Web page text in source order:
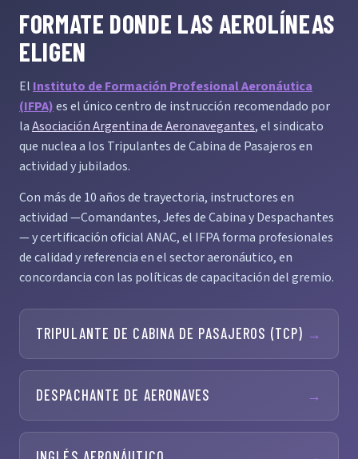
FORMATE DONDE LAS AEROLÍNEAS
ELIGEN
El Instituto de Formación Profesional Aeronáutica
(IFPA)es el único centro de instrucción recomendado por
laAsociación Argentina de Aeronavegantes, el sindicato
que nuclea a los Tripulantes de Cabina de Pasajeros en
actividad y jubilados.
Con más de 10 años de trayectoria, instructores en
actividad —Comandantes, Jefes de Cabina y Despachantes
— y certificación oficial ANAC, el IFPA forma profesionales
de calidad y referencia en el sector aeronáutico, en
concordancia con las políticas de capacitación del gremio.
TRIPULANTE DE CABINA DE PASAJEROS (TCP) →
DESPACHANTE DE AERONAVES →